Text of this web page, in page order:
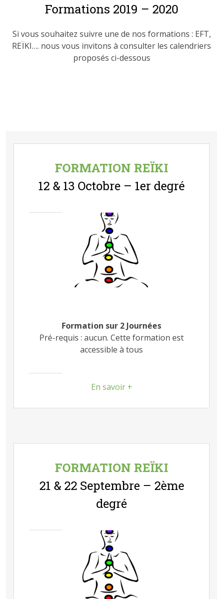
Formations 2019 – 2020
Si vous souhaitez suivre une de nos formations : EFT,
REÏKI…. nous vous invitons à consulter les calendriers
proposés ci-dessous
FORMATION REÏKI
12 & 13 Octobre – 1er degré
Formation sur 2 Journées
Pré-requis : aucun. Cette formation est
accessible à tous
En savoir +
FORMATION REÏKI
21 & 22 Septembre – 2ème
degré